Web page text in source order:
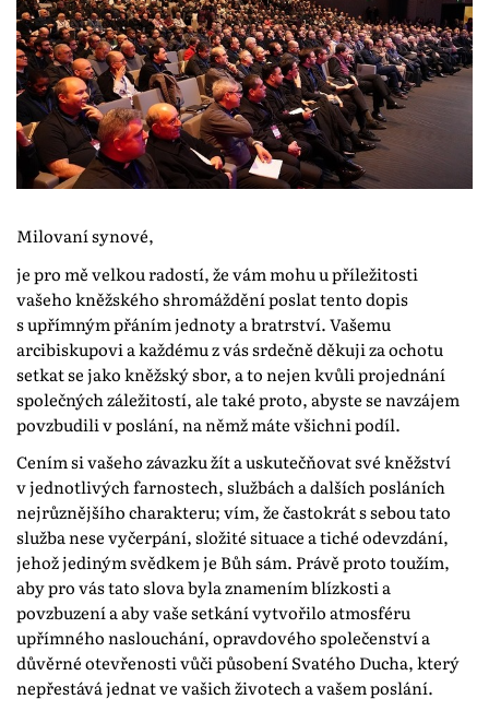
Milovaní synové,
je pro mě velkou radostí, že vám mohu u příležitosti
vašeho kněžského shromáždění poslat tento dopis
s upřímným přáním jednoty a bratrství. Vašemu
arcibiskupovi a každému z vás srdečně děkuji za ochotu
setkat se jako kněžský sbor, a to nejen kvůli projednání
společných záležitostí, ale také proto, abyste se navzájem
povzbudili v poslání, na němž máte všichni podíl.
Cením si vašeho závazku žít a uskutečňovat své kněžství
v jednotlivých farnostech, službách a dalších posláních
nejrůznějšího charakteru; vím, že častokrát s sebou tato
služba nese vyčerpání, složité situace a tiché odevzdání,
jehož jediným svědkem je Bůh sám. Právě proto toužím,
aby pro vás tato slova byla znamením blízkosti a
povzbuzení a aby vaše setkání vytvořilo atmosféru
upřímného naslouchání, opravdového společenství a
důvěrné otevřenosti vůči působení Svatého Ducha, který
nepřestává jednat ve vašich životech a vašem poslání.